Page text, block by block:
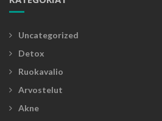
Uncategorized
Detox
Ruokavalio
Arvostelut
Akne